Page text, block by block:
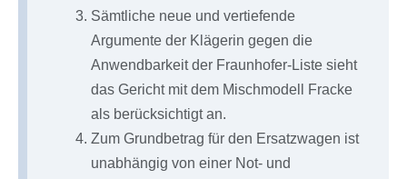
Sämtliche neue und vertiefende
Argumente der Klägerin gegen die
Anwendbarkeit der Fraunhofer-Liste sieht
das Gericht mit dem Mischmodell Fracke
als berücksichtigt an.
Zum Grundbetrag für den Ersatzwagen ist
unabhängig von einer Not- und